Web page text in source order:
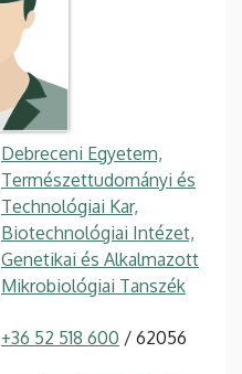
Debreceni Egyetem,
Természettudományi és
Technológiai Kar,
Biotechnológiai Intézet,
Genetikai és Alkalmazott
Mikrobiológiai Tanszék
+36 52 518 600 / 62056